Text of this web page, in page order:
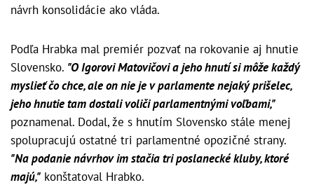
návrh konsolidácie ako vláda.
Podľa Hrabka mal premiér pozvať na rokovanie aj hnutie
Slovensko. "O Igorovi Matovičovi a jeho hnutí si môže každý
myslieť čo chce, ale on nie je v parlamente nejaký prišelec,
jeho hnutie tam dostali voliči parlamentnými voľbami,"
poznamenal. Dodal, že s hnutím Slovensko stále menej
spolupracujú ostatné tri parlamentné opozičné strany.
"Na podanie návrhov im stačia tri poslanecké kluby, ktoré
majú," konštatoval Hrabko.